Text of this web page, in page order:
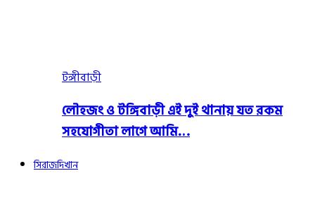
টঙ্গীবাড়ী
লৌহজং ও টঙ্গিবাড়ী এই দুই থানায় যত রকম
সহযোগীতা লাগে আমি…
সিরাজদিখান